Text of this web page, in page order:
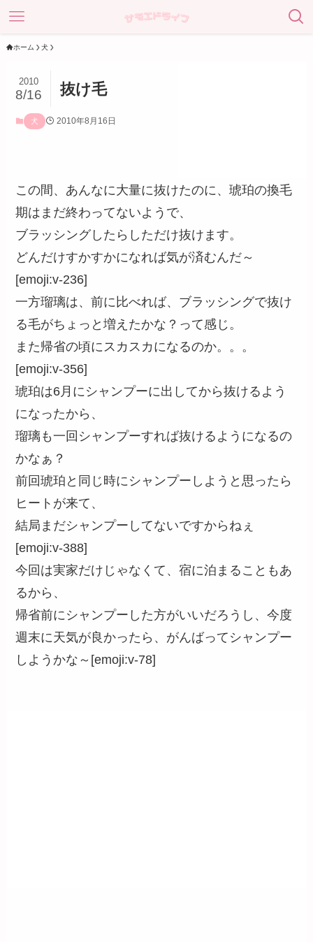
ホーム 犬
抜け毛
2010
8/16
犬 2010年8月16日
この間、あんなに大量に抜けたのに、琥珀の換毛
期はまだ終わってないようで、
ブラッシングしたらしただけ抜けます。
どんだけすかすかになれば気が済むんだ～
[emoji:v-236]
一方瑠璃は、前に比べれば、ブラッシングで抜け
る毛がちょっと増えたかな？って感じ。
また帰省の頃にスカスカになるのか。。。
[emoji:v-356]
琥珀は6月にシャンプーに出してから抜けるよう
になったから、
瑠璃も一回シャンプーすれば抜けるようになるの
かなぁ？
前回琥珀と同じ時にシャンプーしようと思ったら
ヒートが来て、
結局まだシャンプーしてないですからねぇ
[emoji:v-388]
今回は実家だけじゃなくて、宿に泊まることもあ
るから、
帰省前にシャンプーした方がいいだろうし、今度
週末に天気が良かったら、がんばってシャンプー
しようかな～[emoji:v-78]